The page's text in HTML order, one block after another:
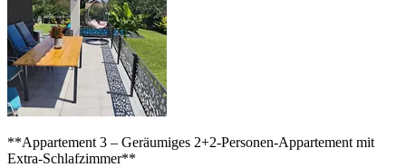
**Appartement 3 – Geräumiges 2+2-Personen-Appartement mit
Extra-Schlafzimmer**